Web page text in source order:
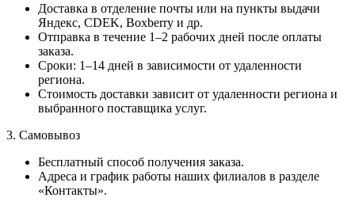
Доставка в отделение почты или на пункты выдачи
Яндекс, CDEK, Boxberry и др.
Отправка в течение 1–2 рабочих дней после оплаты
заказа.
Сроки: 1–14 дней в зависимости от удаленности
региона.
Стоимость доставки зависит от удаленности региона и
выбранного поставщика услуг.
3. Самовывоз
Бесплатный способ получения заказа.
Адреса и график работы наших филиалов в разделе
«Контакты».